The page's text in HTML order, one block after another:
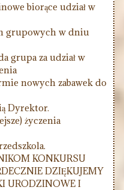
biorące udział w
grupowych w dniu
grupa za udział w
nowych zabawek do
Dyrektor.
życzenia
KONKURSU
DZIĘKUJEMY
URODZINOWE I